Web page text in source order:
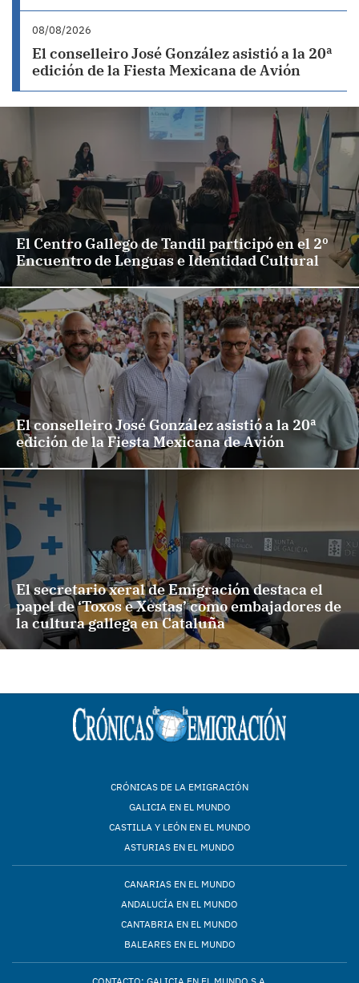
08/08/2026
El conselleiro José González asistió a la 20ª
edición de la Fiesta Mexicana de Avión
El Centro Gallego de Tandil participó en el 2º
Encuentro de Lenguas e Identidad Cultural
El conselleiro José González asistió a la 20ª
edición de la Fiesta Mexicana de Avión
El secretario xeral de Emigración destaca el
papel de ‘Toxos e Xestas’ como embajadores de
la cultura gallega en Cataluña
CRÓNICAS DE LA EMIGRACIÓN
GALICIA EN EL MUNDO
CASTILLA Y LEÓN EN EL MUNDO
ASTURIAS EN EL MUNDO
CANARIAS EN EL MUNDO
ANDALUCÍA EN EL MUNDO
CANTABRIA EN EL MUNDO
BALEARES EN EL MUNDO